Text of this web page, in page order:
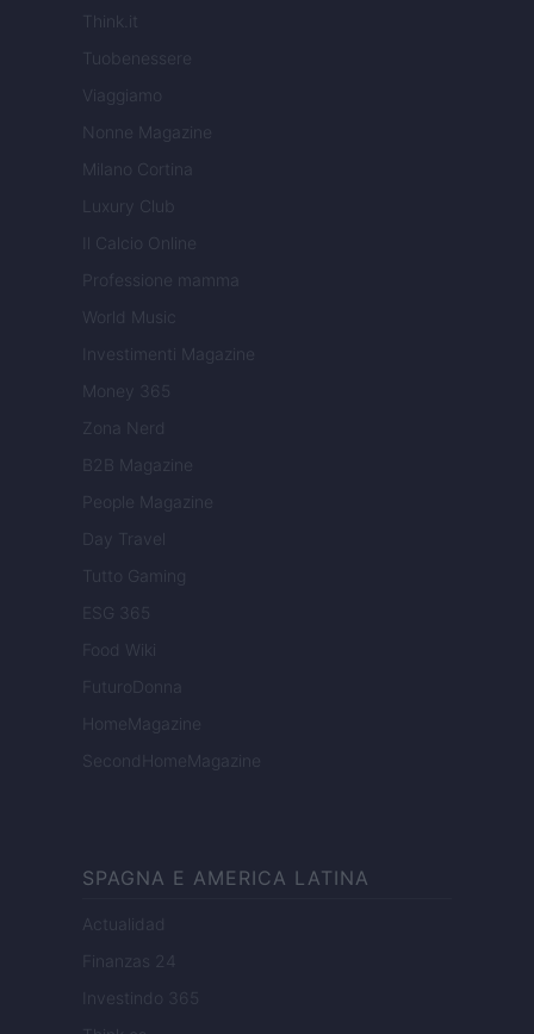
Think.it
Tuobenessere
Viaggiamo
Nonne Magazine
Milano Cortina
Luxury Club
Il Calcio Online
Professione mamma
World Music
Investimenti Magazine
Money 365
Zona Nerd
B2B Magazine
People Magazine
Day Travel
Tutto Gaming
ESG 365
Food Wiki
FuturoDonna
HomeMagazine
SecondHomeMagazine
SPAGNA E AMERICA LATINA
Actualidad
Finanzas 24
Investindo 365